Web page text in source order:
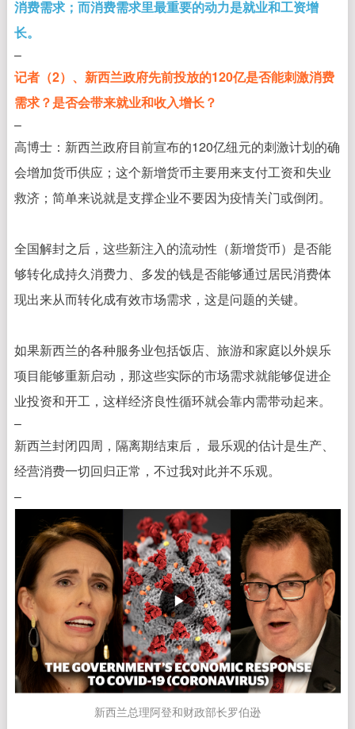
消费需求；而消费需求里最重要的动力是就业和工资增
长。
–
记者（2）、新西兰政府先前投放的120亿是否能刺激消费
需求？是否会带来就业和收入增长？
–
高博士： 新西兰政府目前宣布的120亿纽元的刺激计划的确
会增加货币供应；这个新增货币主要用来支付工资和失业
救济；简单来说就是支撑企业不要因为疫情关门或倒闭。
全国解封之后，这些新注入的流动性（新增货币）是否能
够转化成持久消费力、多发的钱是否能够通过居民消费体
现出来从而转化成有效市场需求，这是问题的关键。
如果新西兰的各种服务业包括饭店、旅游和家庭以外娱乐
项目能够重新启动，那这些实际的市场需求就能够促进企
业投资和开工，这样经济良性循环就会靠内需带动起来。
–
新西兰封闭四周，隔离期结束后， 最乐观的估计是生产、
经营消费一切回归正常，不过我对此并不乐观。
–
新西兰总理阿登和财政部长罗伯逊